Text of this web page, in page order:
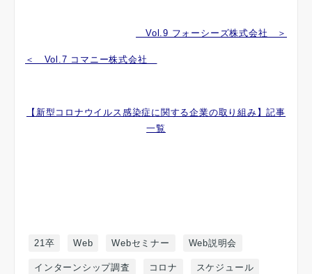
Vol.9 フォーシーズ株式会社 ＞
＜ Vol.7 コマニー株式会社
【新型コロナウイルス感染症に関する企業の取り組み】記事
一覧
21卒 Web Webセミナー Web説明会
インターンシップ調査 コロナ スケジュール